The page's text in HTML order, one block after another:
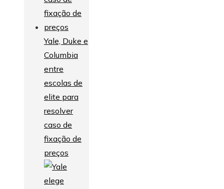
Yale, Duke e
Columbia
entre
escolas de
elite para
resolver
caso de
fixação de
preços